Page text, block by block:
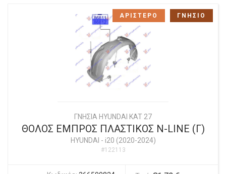
ΓΝΗΣΙΑ HYUNDAI KAT 27
ΘΟΛΟΣ ΕΜΠΡΟΣ ΠΛΑΣΤΙΚΟΣ N-LINE (Γ)
HYUNDAI - i20 (2020-2024)
#122113
ΑΡΙΣΤΕΡΟ ΓΝΗΣΙΟ